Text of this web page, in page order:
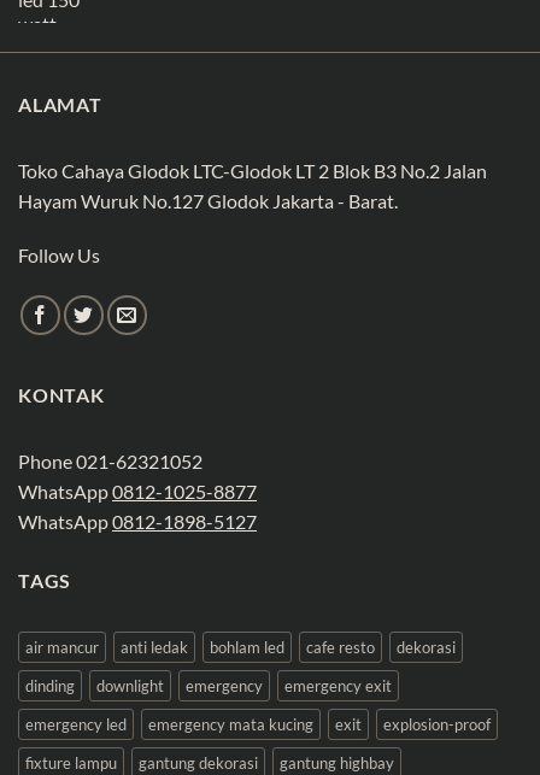
ALAMAT
Toko Cahaya Glodok LTC-Glodok LT 2 Blok B3 No.2 Jalan
Hayam Wuruk No.127 Glodok Jakarta - Barat.
Follow Us
KONTAK
Phone 021-62321052
WhatsApp0812-1025-8877
WhatsApp0812-1898-5127
TAGS
air mancur anti ledak bohlam led cafe resto
dekorasi
dinding
downlight emergency
emergency exit
emergency led
emergency mata kucing exit
explosion-proof
fixture lampu
gantung dekorasi gantung highbay